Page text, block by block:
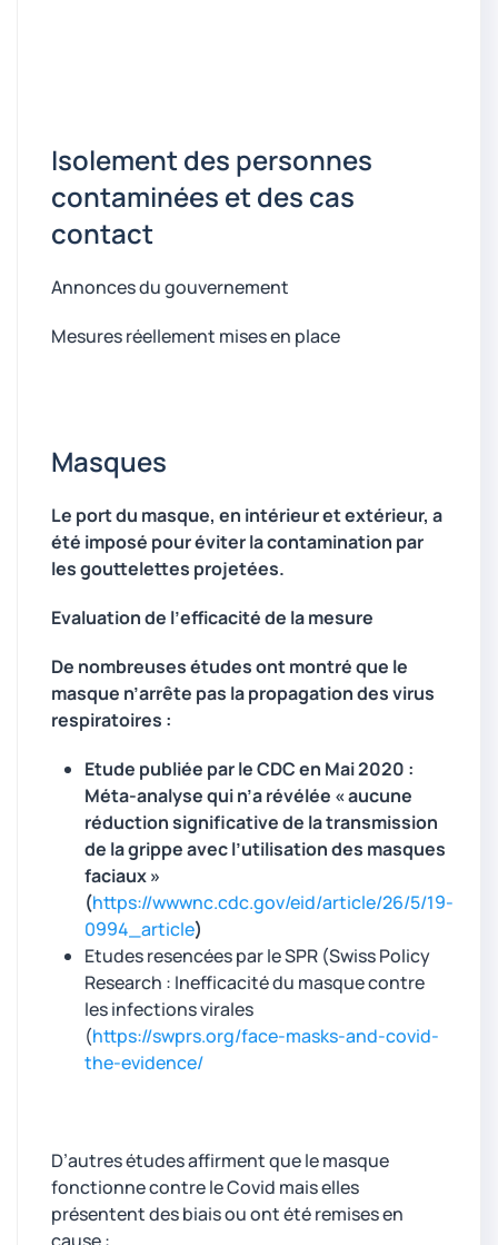
Isolement des personnes
contaminées et des cas
contact
Annonces du gouvernement
Mesures réellement mises en place
Masques
Le port du masque, en intérieur et extérieur, a
été imposé pour éviter la contamination par
les gouttelettes projetées.
Evaluation de l’efficacité de la mesure
De nombreuses études ont montré que le
masque n’arrête pas la propagation des virus
respiratoires :
Etude publiée par le CDC en Mai 2020 :
Méta-analyse qui n’a révélée « aucune
réduction significative de la transmission
de la grippe avec l’utilisation des masques
faciaux »
(https://wwwnc.cdc.gov/eid/article/26/5/19-
0994_article)
Etudes resencées par le SPR (Swiss Policy
Research : Inefficacité du masque contre
les infections virales
(https://swprs.org/face-masks-and-covid-
the-evidence/
D’autres études affirment que le masque
fonctionne contre le Covid mais elles
présentent des biais ou ont été remises en